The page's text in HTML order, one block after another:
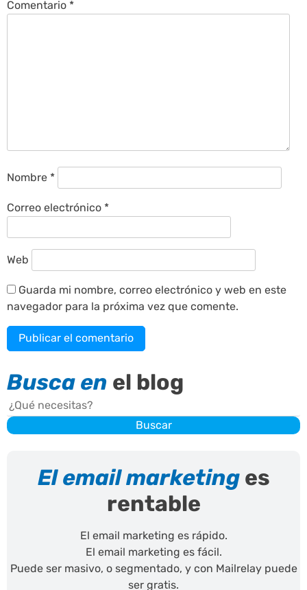
Comentario *
Nombre *
Correo electrónico *
Web
Guarda mi nombre, correo electrónico y web en este
navegador para la próxima vez que comente.
Busca en el blog
Buscar
Buscar
El email marketing es
rentable
El email marketing es rápido.
El email marketing es fácil.
Puede ser masivo, o segmentado, y con Mailrelay puede
ser gratis.